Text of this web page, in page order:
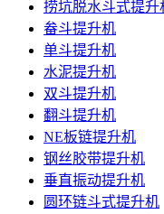
捞坑脱水斗式提升
畚斗提升机
单斗提升机
水泥提升机
双斗提升机
翻斗提升机
NE板链提升机
钢丝胶带提升机
垂直振动提升机
圆环链斗式提升机